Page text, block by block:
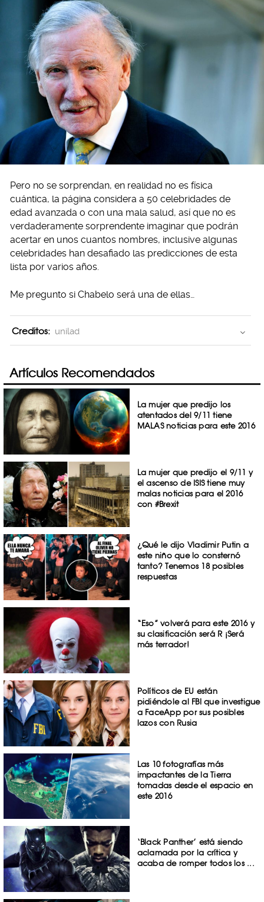
Pero no se sorprendan, en realidad no es física
cuántica, la página considera a 50 celebridades de
edad avanzada o con una mala salud, así que no es
verdaderamente sorprendente imaginar que podrán
acertar en unos cuantos nombres, inclusive algunas
celebridades han desafiado las predicciones de esta
lista por varios años.
Me pregunto si Chabelo será una de ellas…
Creditos: unilad
Artículos Recomendados
La mujer que predijo los
atentados del 9/11 tiene
MALAS noticias para este 2016
La mujer que predijo el 9/11 y
el ascenso de ISIS tiene muy
malas noticias para el 2016
con #Brexit
¿Qué le dijo Vladimir Putin a
este niño que lo consternó
tanto? Tenemos 18 posibles
respuestas
“Eso” volverá para este 2016 y
su clasificación será R ¡Será
más terrador!
Políticos de EU están
pidiéndole al FBI que investigue
a FaceApp por sus posibles
lazos con Rusia
Las 10 fotografías más
impactantes de la Tierra
tomadas desde el espacio en
este 2016
‘Black Panther’ está siendo
aclamada por la crítica y
acaba de romper todos los ...